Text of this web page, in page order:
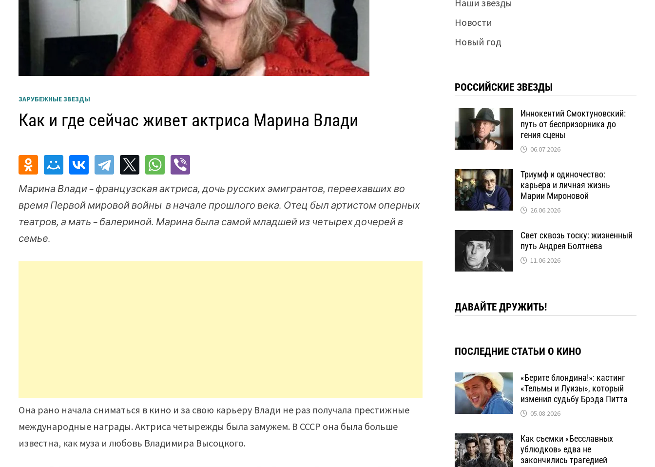
ЗАРУБЕЖНЫЕ ЗВЕЗДЫ
Как и где сейчас живет актриса Марина Влади
Марина Влади – французская актриса, дочь русских эмигрантов, переехавших во
время Первой мировой войны в начале прошлого века. Отец был артистом оперных
театров, а мать – балериной. Марина была самой младшей из четырех дочерей в
семье.
Она рано начала сниматься в кино и за свою карьеру Влади не раз получала престижные
международные награды. Актриса четырежды была замужем. В СССР она была больше
известна, как муза и любовь Владимира Высоцкого.
Наши звезды
Новости
Новый год
РОССИЙСКИЕ ЗВЕЗДЫ
Иннокентий Смоктуновский:
путь от беспризорника до
гения сцены
06.07.2026
Триумф и одиночество:
карьера и личная жизнь
Марии Мироновой
26.06.2026
Свет сквозь тоску: жизненный
путь Андрея Болтнева
11.06.2026
ДАВАЙТЕ ДРУЖИТЬ!
ПОСЛЕДНИЕ СТАТЬИ О КИНО
«Берите блондина!»: кастинг
«Тельмы и Луизы», который
изменил судьбу Брэда Питта
05.08.2026
Как съемки «Бесславных
ублюдков» едва не
закончились трагедией